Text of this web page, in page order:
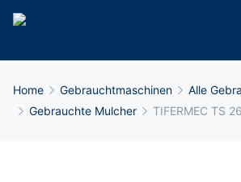
Breadcrumb-Navigation
Home Gebrauchtmaschinen
Alle
Gebrauchte Mulcher
TIFERMEC TS